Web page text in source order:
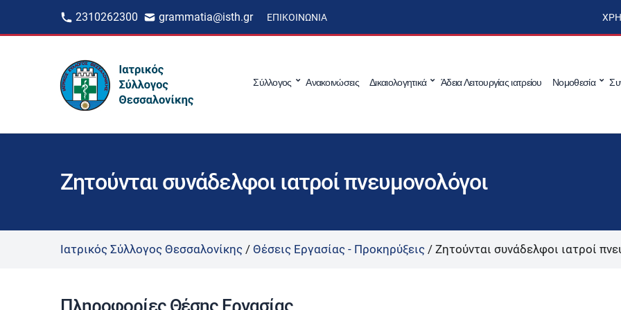
2310262300 grammatia@isth.gr ΕΠΙΚΟΙΝΩΝΊΑ
Σύλλογος Ανακοινώσεις Δικαιολογητικά Άδεια Λειτουργίας ιατρείου Νομοθεσία
Ζητούνται συνάδελφοι ιατροί πνευμονολόγοι
Ιατρικός Σύλλογος Θεσσαλονίκης / Θέσεις Εργασίας - Προκηρύξεις / Ζητούνται συνάδελφοι ιατροί
Πληροφορίες Θέσης Εργασίας